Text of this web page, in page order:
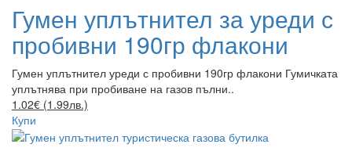
Гумен уплътнител за уреди с
пробивни 190гр флакони
Гумен уплътнител уреди с пробивни 190гр флакони Гумичката
уплътнява при пробиване на газов пълни..
1.02€ (1.99лв.)
Купи